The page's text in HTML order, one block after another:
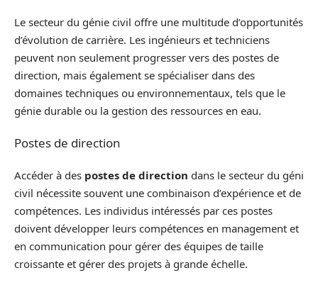
Le secteur du génie civil offre une multitude d’opportunités
d’évolution de carrière. Les ingénieurs et techniciens
peuvent non seulement progresser vers des postes de
direction, mais également se spécialiser dans des
domaines techniques ou environnementaux, tels que le
génie durable ou la gestion des ressources en eau.
Postes de direction
Accéder à des postes de direction dans le secteur du géni
civil nécessite souvent une combinaison d’expérience et de
compétences. Les individus intéressés par ces postes
doivent développer leurs compétences en management et
en communication pour gérer des équipes de taille
croissante et gérer des projets à grande échelle.